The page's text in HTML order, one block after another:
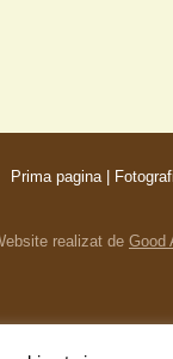
Prima pagina|
realizat de Good